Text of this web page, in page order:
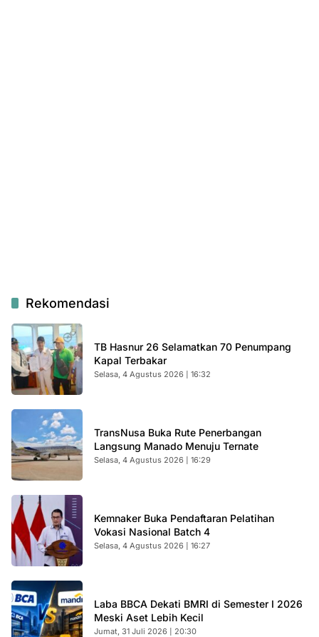
Rekomendasi
TB Hasnur 26 Selamatkan 70 Penumpang
Kapal Terbakar
Selasa, 4 Agustus 2026 | 16:32
TransNusa Buka Rute Penerbangan
Langsung Manado Menuju Ternate
Selasa, 4 Agustus 2026 | 16:29
Kemnaker Buka Pendaftaran Pelatihan
Vokasi Nasional Batch 4
Selasa, 4 Agustus 2026 | 16:27
Laba BBCA Dekati BMRI di Semester I 2026
Meski Aset Lebih Kecil
Jumat, 31 Juli 2026 | 20:30